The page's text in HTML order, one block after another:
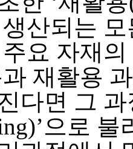
산되는
요 자재
재활용
다면 그
으로